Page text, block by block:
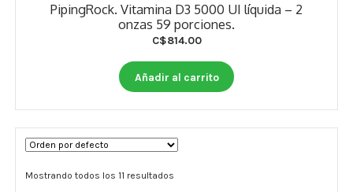
PipingRock. Vitamina D3 5000 UI líquida – 2
onzas 59 porciones.
C$814.00
Añadir al carrito
Mostrando todos los 11 resultados